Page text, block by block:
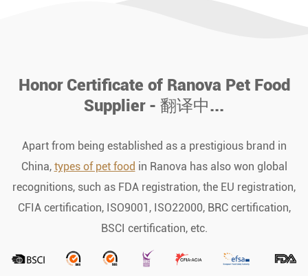
Honor Certificate of Ranova Pet Food
Supplier - 翻译中...
Apart from being established as a prestigious brand in
China, types of pet food in Ranova has also won global
recognitions, such as FDA registration, the EU registration,
CFIA certification, ISO9001, ISO22000, BRC certification,
BSCI certification, etc.